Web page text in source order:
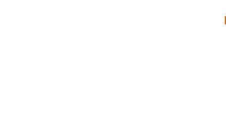
et de gérer vos paramètres de confidentialité,